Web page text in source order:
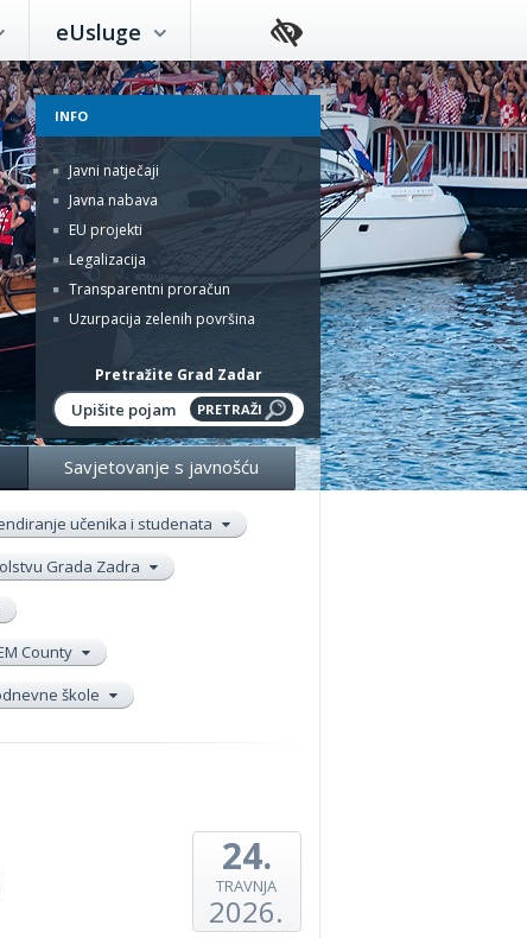
eUsluge
INFO
Javni natječaji
Javna nabava
EU projekti
Legalizacija
Transparentni proračun
Uzurpacija zelenih površina
Pretražite Grad Zadar
Savjetovanje s javnošću
učenika i studenata
Grada Zadra
County
škole
24.
TRAVNJA
2026.